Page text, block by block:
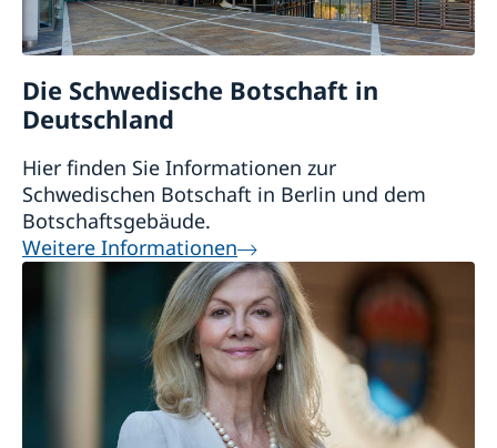
Die Schwedische Botschaft in
Deutschland
Hier finden Sie Informationen zur
Schwedischen Botschaft in Berlin und dem
Botschaftsgebäude.
Weitere Informationen